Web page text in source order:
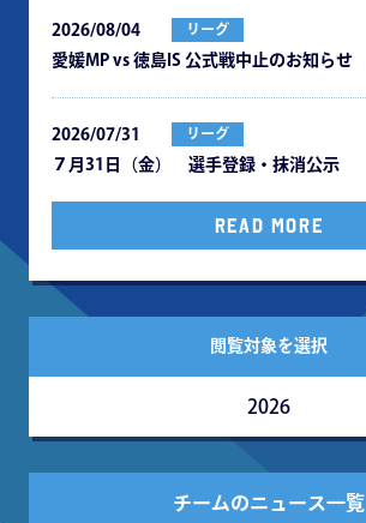
2026/08/04 リーグ
愛媛MP vs 徳島IS 公式戦中⽌のお知らせ
2026/07/31 リーグ
７月31日（金） 選手登録・抹消公示
READ MORE
閲覧対象を選択
2026
チームのニュース一覧